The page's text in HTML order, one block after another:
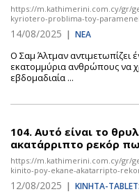
https://m.kathimerini.com.cy/gr/
kyriotero-problima-toy-
14/08/2025 | ΝΕΑ
Ο Σαμ Άλτμαν αντιμετωπίζει
εκατομμύρια ανθρώπους να
εβδομαδιαία ...
104. Αυτό είναι το
ακατάρριπτο ρεκόρ
https://m.kathimerini.com.cy/gr/
kinito-poy-ekane-akatarripto-
12/08/2025 | ΚΙΝΗΤΑ-